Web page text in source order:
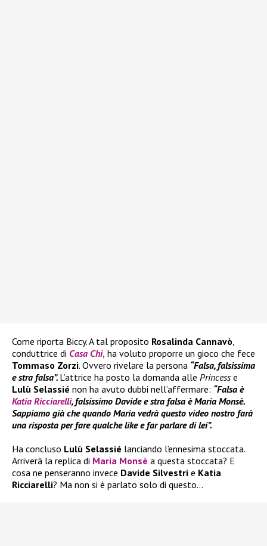
Come riporta Biccy. A tal proposito Rosalinda Cannavò,
conduttrice di Casa Chi, ha voluto proporre un gioco che fece
Tommaso Zorzi. Ovvero rivelare la persona “Falsa, falsissima
e stra falsa”. L’attrice ha posto la domanda alle Princesse
Lulù Selassié non ha avuto dubbi nell’affermare: “Falsa è
Katia Ricciarelli, falsissimo Davide e stra falsa è Maria Monsè.
Sappiamo già che quando Maria vedrà questo video nostro farà
una risposta per fare qualche like e far parlare di lei”.
Ha concluso Lulù Selassié lanciando l’ennesima stoccata.
Arriverà la replica di Maria Monsè a questa stoccata? E
cosa ne penseranno invece Davide Silvestri e Katia
Ricciarelli? Ma non si è parlato solo di questo…